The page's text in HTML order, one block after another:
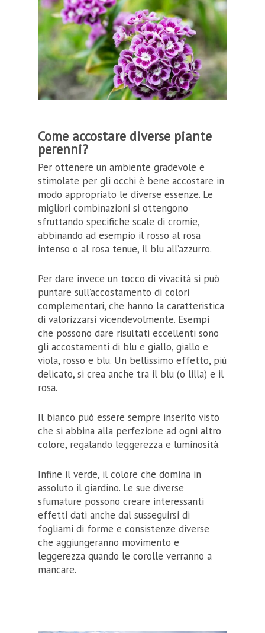
Come accostare diverse piante
perenni?
Per ottenere un ambiente gradevole e
stimolate per gli occhi è bene accostare in
modo appropriato le diverse essenze. Le
migliori combinazioni si ottengono
sfruttando specifiche scale di cromie,
abbinando ad esempio il rosso al rosa
intenso o al rosa tenue, il blu all’azzurro.
Per dare invece un tocco di vivacità si può
puntare sull’accostamento di colori
complementari, che hanno la caratteristica
di valorizzarsi vicendevolmente. Esempi
che possono dare risultati eccellenti sono
gli accostamenti di blu e giallo, giallo e
viola, rosso e blu. Un bellissimo effetto, più
delicato, si crea anche tra il blu (o lilla) e il
rosa.
Il bianco può essere sempre inserito visto
che si abbina alla perfezione ad ogni altro
colore, regalando leggerezza e luminosità.
Infine il verde, il colore che domina in
assoluto il giardino. Le sue diverse
sfumature possono creare interessanti
effetti dati anche dal susseguirsi di
fogliami di forme e consistenze diverse
che aggiungeranno movimento e
leggerezza quando le corolle verranno a
mancare.